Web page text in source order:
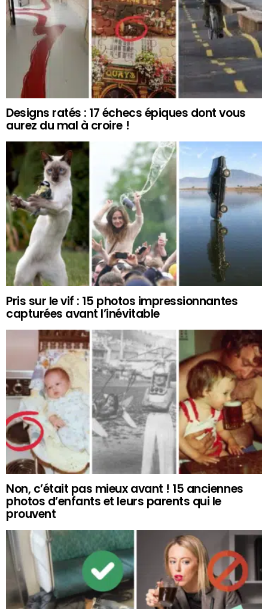
Designs ratés : 17 échecs épiques dont vous
aurez du mal à croire !
Pris sur le vif : 15 photos impressionnantes
capturées avant l’inévitable
Non, c’était pas mieux avant ! 15 anciennes
photos d’enfants et leurs parents qui le
prouvent